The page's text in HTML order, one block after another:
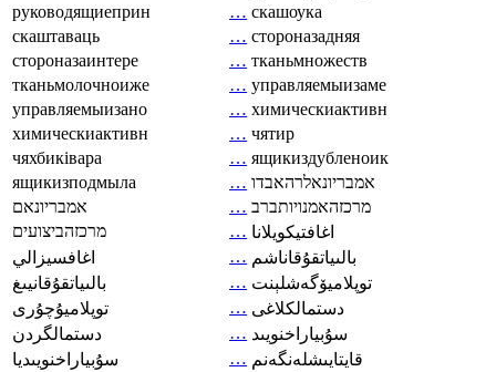
руководящиеприн
… скашоука
скаштаваць
… стороназадняя
стороназаинтере
… тканьмножеств
тканьмолочноиже
… управляемыизаме
управляемыизано
… химическиактивн
химическиактивн
… чятир
чяхбиківара
… ящикиздубленоик
ящикизподмыла
… אמבריונאלרהאבדו
אמבריונאם
… מרכזהאמנויותברב
מרכזהביצועים
… اغافتيكويلانا
اغافسيزالي
… بالىياتقۇقاناشم
بالىياتقۇقانيىغ
… توپلاميۆگەشلېنت
توپلاميۇچۇرى
… دستمالکلاغی
دستمالگردن
… سۇبياراخنويىد
سۇبياراخنويىديا
… قايتايىشلەنگەنم